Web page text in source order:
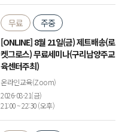
무료
주중
[ONLINE] 8월 21일(금) 제트배송(로
켓그로스) 무료세미나(구리남양주교
육센터주최)
온라인교육(Zoom)
2026-08-21(금)
21:00 ~ 22:30 (오후)